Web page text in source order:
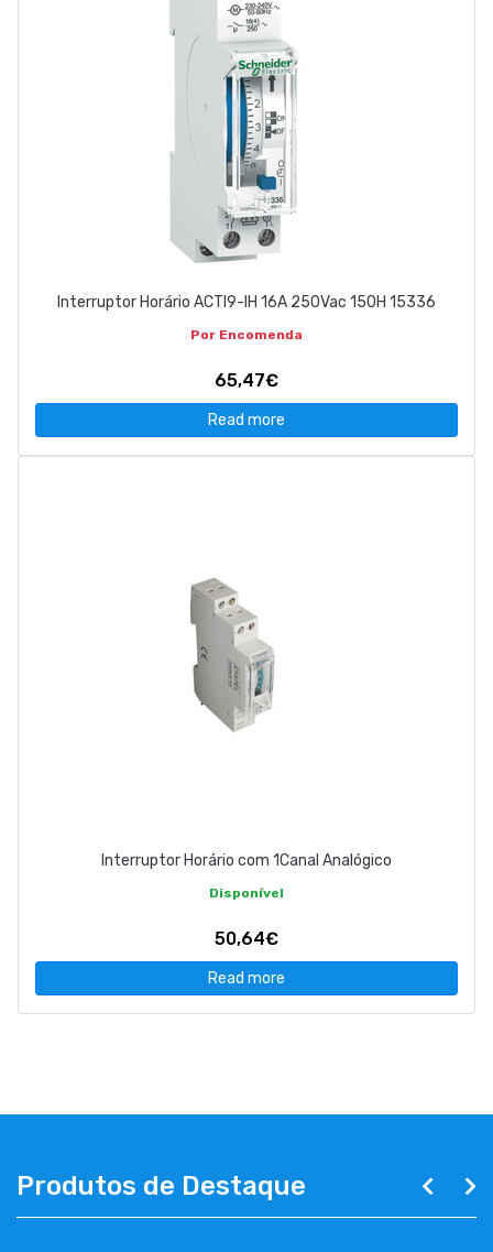
Interruptor Horário ACTI9-IH 16A 250Vac 150H 15336
Por Encomenda
65,47€
Read more
Interruptor Horário com 1Canal Analógico
Disponível
50,64€
Read more
Produtos de Destaque